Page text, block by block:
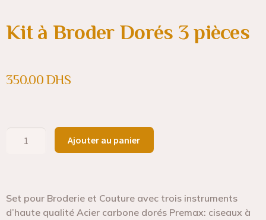
Kit à Broder Dorés 3 pièces
350.00DHS
Ajouter au panier
Set pour Broderie et Couture avec trois instruments
d’haute qualité Acier carbone dorés Premax: ciseaux à